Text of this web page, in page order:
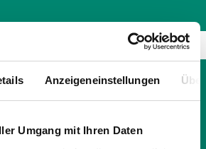
Anzeigeneinstellungen
Umgang mit Ihren Daten